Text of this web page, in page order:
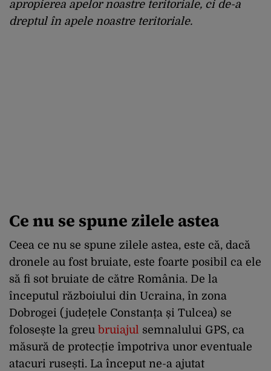
apropierea apelor noastre teritoriale, ci de-a
dreptul în apele noastre teritoriale.
Ce nu se spune zilele astea
Ceea ce nu se spune zilele astea, este că, dacă
dronele au fost bruiate, este foarte posibil ca ele
să fi sot bruiate de către România. De la
începutul războiului din Ucraina, în zona
Dobrogei (județele Constanța și Tulcea) se
folosește la greu bruiajul semnalului GPS, ca
măsură de protecție împotriva unor eventuale
atacuri rusești. La început ne-a ajutat